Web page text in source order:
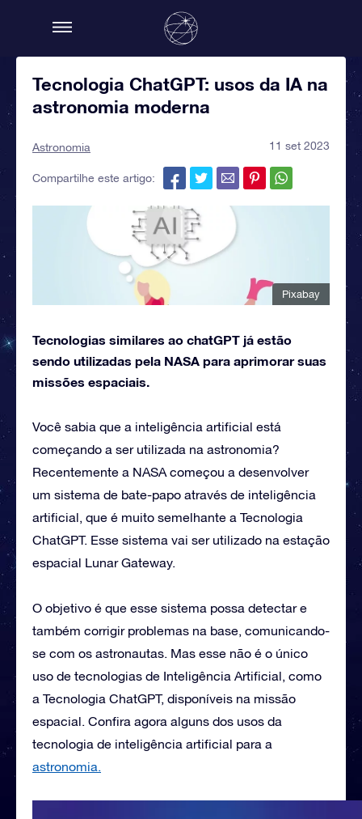
Tecnologia ChatGPT: usos da IA na
astronomia moderna
Astronomia 11 set 2023
Compartilhe este artigo:
Pixabay
Tecnologias similares ao chatGPT já estão
sendo utilizadas pela NASA para aprimorar suas
missões espaciais.
Você sabia que a inteligência artificial está
começando a ser utilizada na astronomia?
Recentemente a NASA começou a desenvolver
um sistema de bate-papo através de inteligência
artificial, que é muito semelhante a Tecnologia
ChatGPT. Esse sistema vai ser utilizado na estação
espacial Lunar Gateway.
O objetivo é que esse sistema possa detectar e
também corrigir problemas na base, comunicando-
se com os astronautas. Mas esse não é o único
uso de tecnologias de Inteligência Artificial, como
a Tecnologia ChatGPT, disponíveis na missão
espacial. Confira agora alguns dos usos da
tecnologia de inteligência artificial para a
astronomia.